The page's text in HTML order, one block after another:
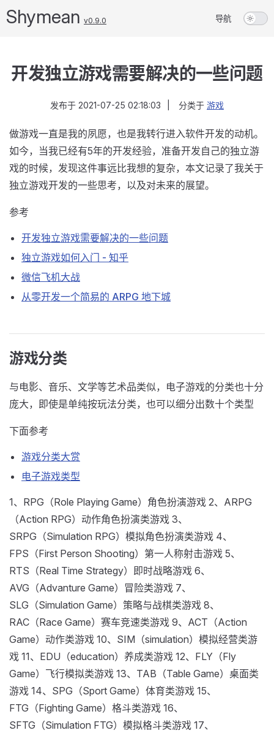
Shymean v0.9.0 导航
开发独立游戏需要解决的一些问题
发布于 2021-07-25 02:18:03 分类于 游戏
做游戏一直是我的夙愿，也是我转行进入软件开发的动机。
如今，当我已经有5年的开发经验，准备开发自己的独立游
戏的时候，发现这件事远比我想的复杂，本文记录了我关于
独立游戏开发的一些思考，以及对未来的展望。
参考
开发独立游戏需要解决的一些问题
独立游戏如何入门 - 知乎
微信飞机大战
从零开发一个简易的 ARPG 地下城
游戏分类
与电影、音乐、文学等艺术品类似，电子游戏的分类也十分
庞大，即使是单纯按玩法分类，也可以细分出数十个类型
下面参考
游戏分类大赏
电子游戏类型
1、RPG（Role Playing Game）角色扮演游戏 2、ARPG
（Action RPG）动作角色扮演类游戏 3、
SRPG（Simulation RPG）模拟角色扮演类游戏 4、
FPS（First Person Shooting）第一人称射击游戏 5、
RTS（Real Time Strategy）即时战略游戏 6、
AVG（Advanture Game）冒险类游戏 7、
SLG（Simulation Game）策略与战棋类游戏 8、
RAC（Race Game）赛车竞速类游戏 9、ACT（Action
Game）动作类游戏 10、SIM（simulation）模拟经营类游
戏 11、EDU（education）养成类游戏 12、FLY（Fly
Game）飞行模拟类游戏 13、TAB（Table Game）桌面类
游戏 14、SPG（Sport Game）体育类游戏 15、
FTG（Fighting Game）格斗类游戏 16、
SFTG（Simulation FTG）模拟格斗类游戏 17、